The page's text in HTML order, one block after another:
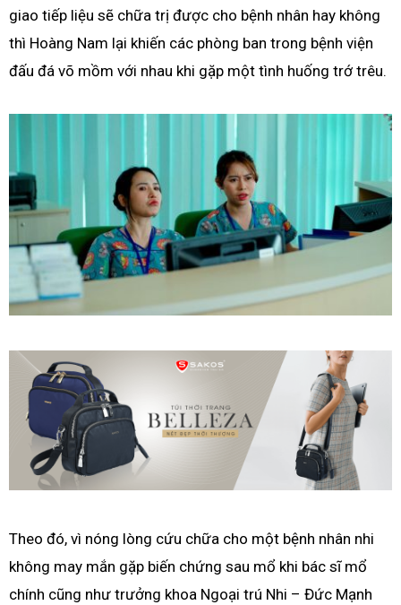
giao tiếp liệu sẽ chữa trị được cho bệnh nhân hay không
thì Hoàng Nam lại khiến các phòng ban trong bệnh viện
đấu đá võ mồm với nhau khi gặp một tình huống trớ trêu.
Theo đó, vì nóng lòng cứu chữa cho một bệnh nhân nhi
không may mắn gặp biến chứng sau mổ khi bác sĩ mổ
chính cũng như trưởng khoa Ngoại trú Nhi – Đức Mạnh